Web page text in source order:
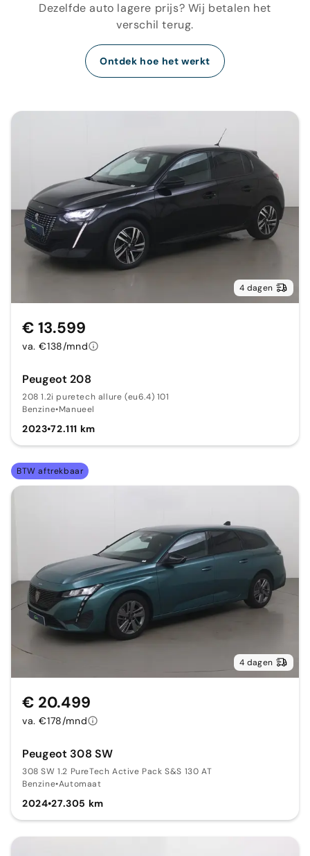
Dezelfde auto lagere prijs? Wij betalen het
verschil terug.
Ontdek hoe het werkt
4 dagen
Peugeot 208
208 1.2i puretech allure (eu6.4) 101
Benzine•Manueel
2023•72.111 km
€ 13.599
va. €138/mnd
BTW aftrekbaar
4 dagen
Peugeot 308 SW
308 SW 1.2 PureTech Active Pack S&S 130 AT
Benzine•Automaat
2024•27.305 km
€ 20.499
va. €178/mnd